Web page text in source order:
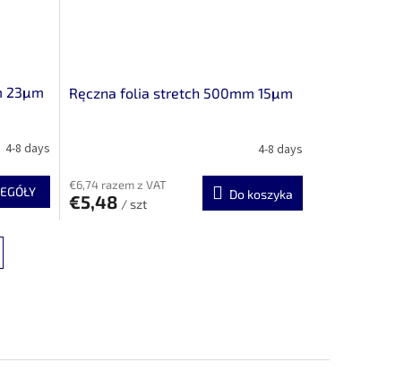
23μm
4-8 days
Ręczna folia stretch 500mm 15μm
4-8 days
€6,74 razem z VAT
€5,48 / szt
Do koszyka